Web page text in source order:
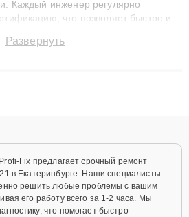
Каждый инженер регулярно
что позволяет быстро и
3 лет. Наши мастера решают
Развернуть
Fix предлагает срочный ремонт
в Екатеринбурге. Наши специалисты
решить любые проблемы с вашим
его работу всего за 1-2 часа. Мы
что помогает быстро